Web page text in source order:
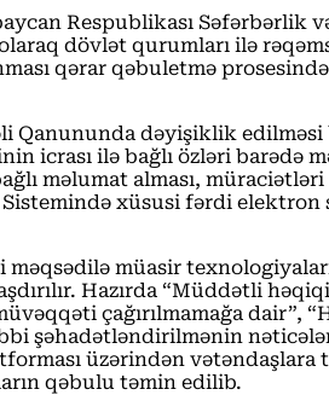
Respublikası Səfərbərlik
dövlət qurumları ilə
qərar qəbuletmə
Qanununda dəyişiklik edilməsi
icrası ilə bağlı özləri barədə
məlumat alması,
xüsusi fərdi
müasir
Hazırda “Müddətli
çağırılmamağa dair”,
şəhadətləndirilmənin
üzərindən vətəndaşlara
qəbulu təmin edilib.